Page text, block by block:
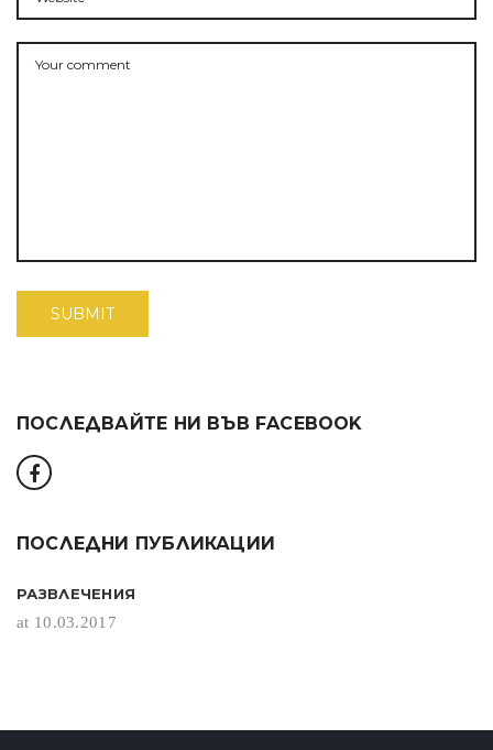
ПОСЛЕДВАЙТЕ НИ ВЪВ FACEBOOK
ПОСЛЕДНИ ПУБЛИКАЦИИ
РАЗВЛЕЧЕНИЯ
at 10.03.2017